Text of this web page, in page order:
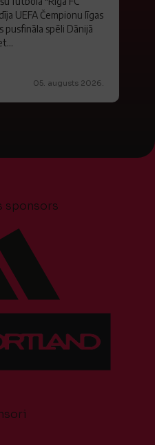
UEFA Čempionu līgas
pusfināla spēli Dānijā
05. augusts 2026.
sponsors